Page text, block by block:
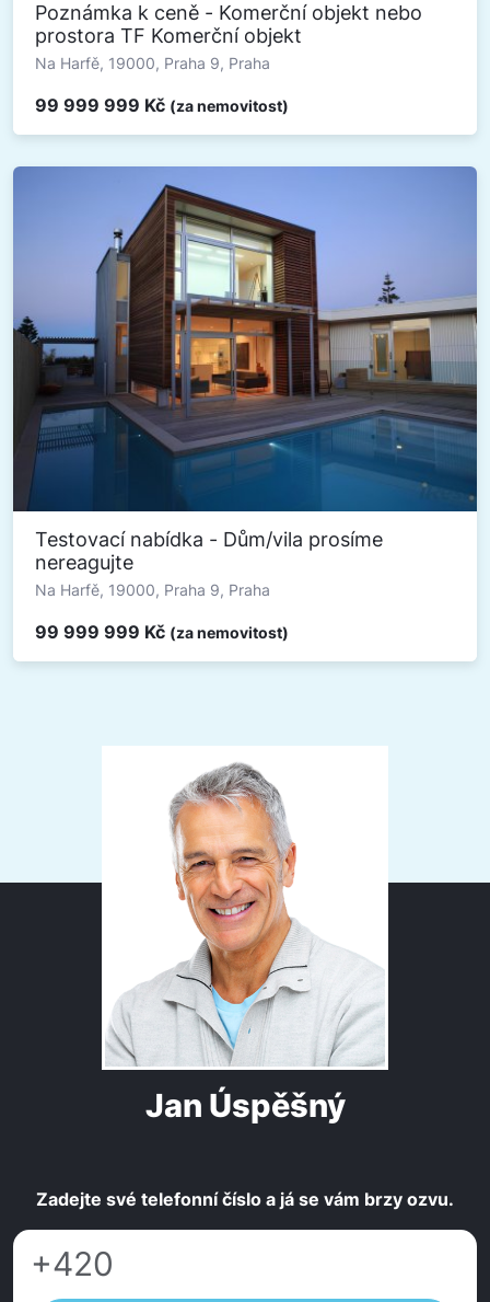
Poznámka k ceně - Komerční objekt nebo
prostora TF Komerční objekt
Na Harfě, 19000, Praha 9, Praha
99 999 999 Kč (za nemovitost)
Testovací nabídka - Dům/vila prosíme
nereagujte
Na Harfě, 19000, Praha 9, Praha
99 999 999 Kč (za nemovitost)
Jan Úspěšný
Zadejte své telefonní číslo a já se vám brzy ozvu.